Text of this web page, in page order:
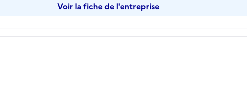
Voir la fiche de l'entreprise